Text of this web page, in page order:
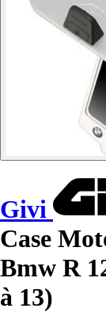
Givi
Case
Bmw R
à 13)